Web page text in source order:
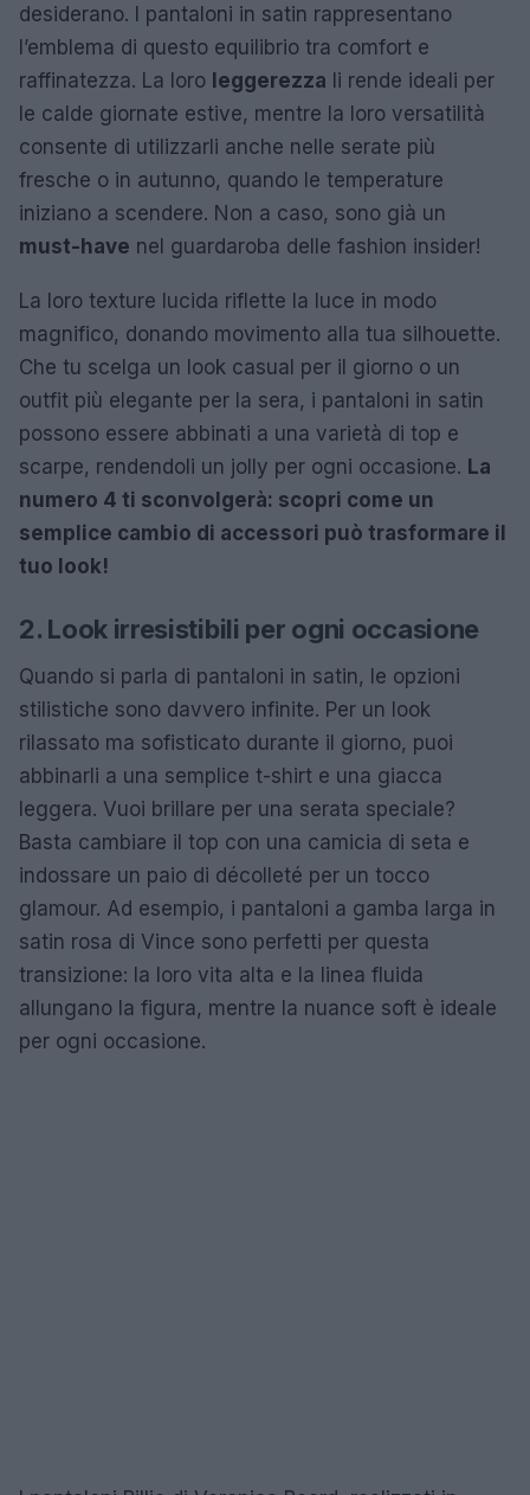
desiderano. I pantaloni in satin rappresentano
l’emblema di questo equilibrio tra comfort e
raffinatezza. La loro leggerezza li rende ideali per
le calde giornate estive, mentre la loro versatilità
consente di utilizzarli anche nelle serate più
fresche o in autunno, quando le temperature
iniziano a scendere. Non a caso, sono già un
must-have nel guardaroba delle fashion insider!
La loro texture lucida riflette la luce in modo
magnifico, donando movimento alla tua silhouette.
Che tu scelga un look casual per il giorno o un
outfit più elegante per la sera, i pantaloni in satin
possono essere abbinati a una varietà di top e
scarpe, rendendoli un jolly per ogni occasione. La
numero 4 ti sconvolgerà: scopri come un
semplice cambio di accessori può trasformare il
tuo look!
2. Look irresistibili per ogni occasione
Quando si parla di pantaloni in satin, le opzioni
stilistiche sono davvero infinite. Per un look
rilassato ma sofisticato durante il giorno, puoi
abbinarli a una semplice t-shirt e una giacca
leggera. Vuoi brillare per una serata speciale?
Basta cambiare il top con una camicia di seta e
indossare un paio di décolleté per un tocco
glamour. Ad esempio, i pantaloni a gamba larga in
satin rosa di Vince sono perfetti per questa
transizione: la loro vita alta e la linea fluida
allungano la figura, mentre la nuance soft è ideale
per ogni occasione.